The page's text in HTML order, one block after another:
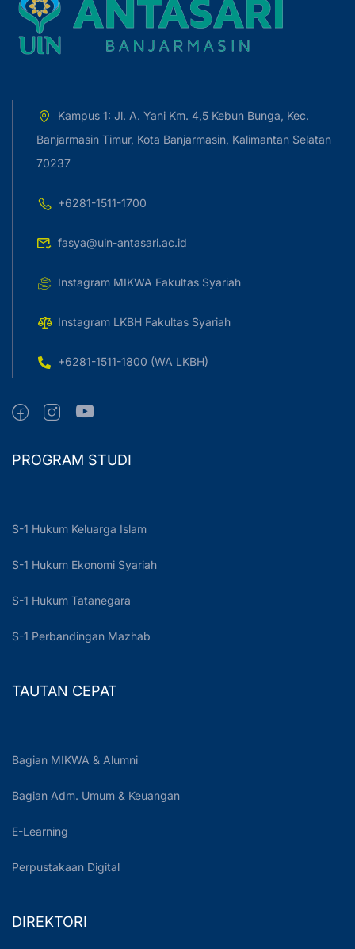
Kampus 1: Jl. A. Yani Km. 4,5 Kebun Bunga, Kec.
Banjarmasin Timur, Kota Banjarmasin, Kalimantan Selatan
70237
+6281-1511-1700
fasya@uin-antasari.ac.id
Instagram MIKWA Fakultas Syariah
Instagram LKBH Fakultas Syariah
+6281-1511-1800 (WA LKBH)
PROGRAM STUDI
S-1 Hukum Keluarga Islam
S-1 Hukum Ekonomi Syariah
S-1 Hukum Tatanegara
S-1 Perbandingan Mazhab
TAUTAN CEPAT
Bagian MIKWA & Alumni
Bagian Adm. Umum & Keuangan
E-Learning
Perpustakaan Digital
DIREKTORI